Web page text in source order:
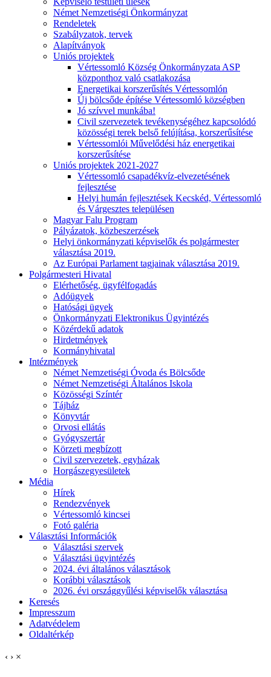
Német Nemzetiségi Önkormányzat
Rendeletek
Szabályzatok, tervek
Alapítványok
Uniós projektek
Vértessomló Község Önkormányzata ASP
központhoz való csatlakozása
Energetikai korszerűsítés Vértessomlón
Új bölcsőde építése Vértessomló községben
Jó szívvel munkába!
Civil szervezetek tevékenységéhez kapcsolódó
közösségi terek belső felújítása, korszerűsítése
Vértessomlói Művelődési ház energetikai
korszerűsítése
Uniós projektek 2021-2027
Vértessomló csapadékvíz-elvezetésének
fejlesztése
Helyi humán fejlesztések Kecskéd, Vértessomló
és Várgesztes településen
Magyar Falu Program
Pályázatok, közbeszerzések
Helyi önkormányzati képviselők és polgármester
választása 2019.
Az Európai Parlament tagjainak választása 2019.
Polgármesteri Hivatal
Elérhetőség, ügyfélfogadás
Adóügyek
Hatósági ügyek
Önkormányzati Elektronikus Ügyintézés
Közérdekű adatok
Hirdetmények
Kormányhivatal
Intézmények
Német Nemzetiségi Óvoda és Bölcsőde
Német Nemzetiségi Általános Iskola
Közösségi Színtér
Tájház
Könyvtár
Orvosi ellátás
Gyógyszertár
Körzeti megbízott
Civil szervezetek, egyházak
Horgászegyesületek
Média
Hírek
Rendezvények
Vértessomló kincsei
Fotó galéria
Választási Információk
Választási szervek
Választási ügyintézés
2024. évi általános választások
Korábbi választások
2026. évi országgyűlési képviselők választása
Keresés
Impresszum
Adatvédelem
Oldaltérkép
‹ › ×